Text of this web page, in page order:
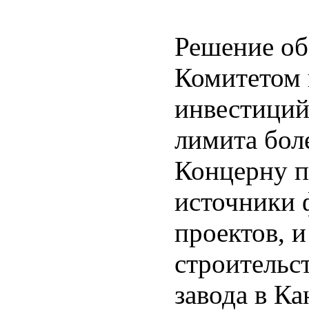
Решение
Комитетом
лимита
Концерну
источники
проектов,
завода в